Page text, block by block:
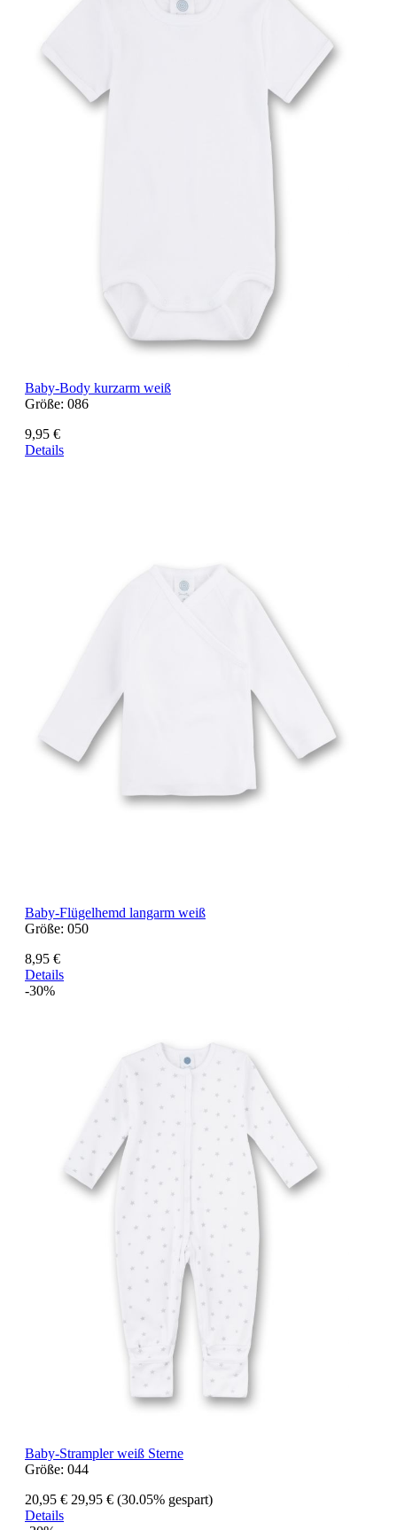
Baby-Body kurzarm weiß
Größe: 086
9,95 €
Details
Baby-Flügelhemd langarm weiß
Größe: 050
8,95 €
Details
-30%
Baby-Strampler weiß Sterne
Größe: 044
20,95 € 29,95 € (30.05% gespart)
Details